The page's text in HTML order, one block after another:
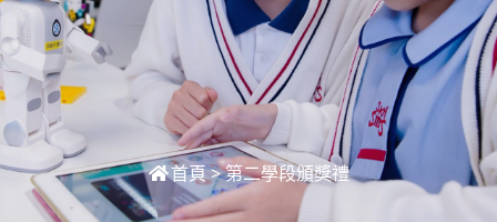
首頁>第二學段頒獎禮